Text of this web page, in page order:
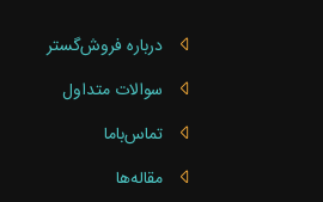
درباره فروش‌گستر
سوالات متداول
تماس‌باما
مقاله‌ها